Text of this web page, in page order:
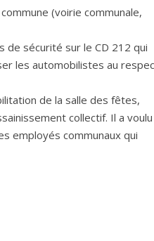
(voirie communale,
de sécurité sur le CD 212 qui
les automobilistes au
de la salle des fêtes,
collectif. Il a voulu
employés communaux qui